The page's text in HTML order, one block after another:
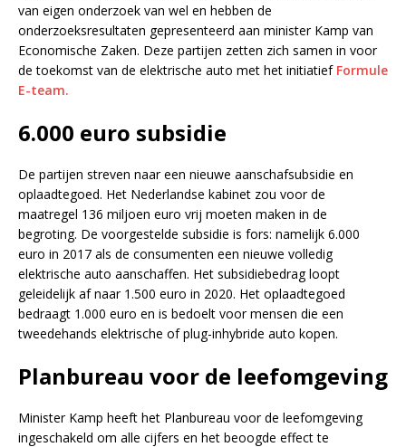
van eigen onderzoek van wel en hebben de
onderzoeksresultaten gepresenteerd aan minister Kamp van
Economische Zaken. Deze partijen zetten zich samen in voor
de toekomst van de elektrische auto met het initiatief Formule
E-team.
6.000 euro subsidie
De partijen streven naar een nieuwe aanschafsubsidie en
oplaadtegoed. Het Nederlandse kabinet zou voor de
maatregel 136 miljoen euro vrij moeten maken in de
begroting. De voorgestelde subsidie is fors: namelijk 6.000
euro in 2017 als de consumenten een nieuwe volledig
elektrische auto aanschaffen. Het subsidiebedrag loopt
geleidelijk af naar 1.500 euro in 2020. Het oplaadtegoed
bedraagt 1.000 euro en is bedoelt voor mensen die een
tweedehands elektrische of plug-inhybride auto kopen.
Planbureau voor de leefomgeving
Minister Kamp heeft het Planbureau voor de leefomgeving
ingeschakeld om alle cijfers en het beoogde effect te